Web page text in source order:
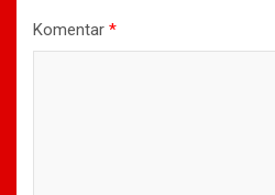
Komentar *